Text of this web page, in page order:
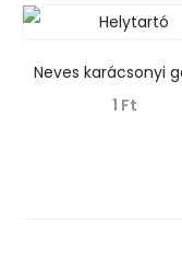
Neves karácsonyi
1 Ft